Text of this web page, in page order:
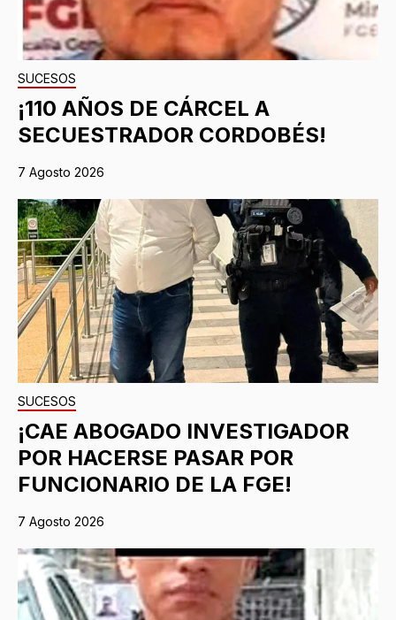
SUCESOS
¡110 AÑOS DE CÁRCEL A
SECUESTRADOR CORDOBÉS!
7 Agosto 2026
SUCESOS
¡CAE ABOGADO INVESTIGADOR
POR HACERSE PASAR POR
FUNCIONARIO DE LA FGE!
7 Agosto 2026